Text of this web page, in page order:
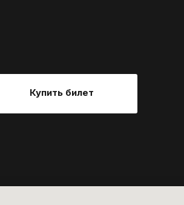
Купить билет